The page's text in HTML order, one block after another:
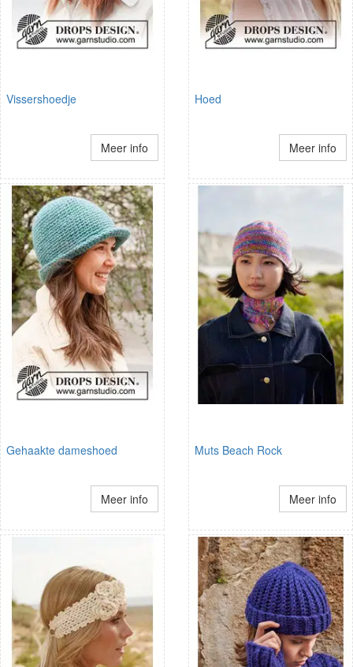
Vissershoedje
Meer info
Hoed
Meer info
Gehaakte dameshoed
Meer info
Muts Beach Rock
Meer info